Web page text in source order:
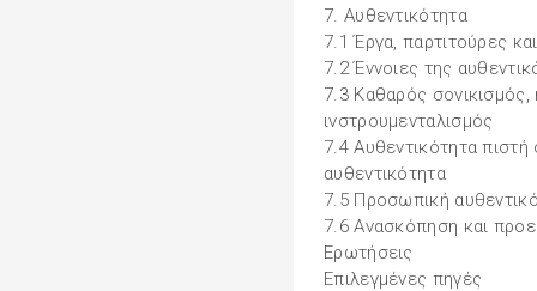
7. Αυθεντικότητα
7.1 Έργα, παρτιτούρες
7.2 Έννοιες της
7.3 Καθαρός σονικισμός,
ινστρουμενταλισμός
7.4 Αυθεντικότητα πιστή
αυθεντικότητα
7.5 Προσωπική
7.6 Ανασκόπηση και
Ερωτήσεις
Επιλεγμένες πηγές